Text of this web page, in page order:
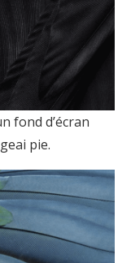
fond d’écran
pie.